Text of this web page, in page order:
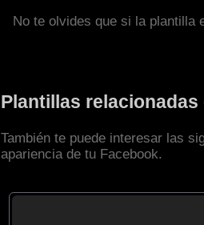
No te olvides que si la plantilla
Plantillas
También te puede interesar las
apariencia de tu Facebook.